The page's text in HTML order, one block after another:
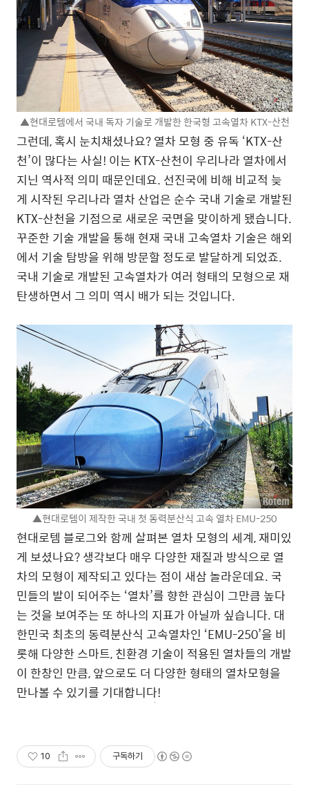
▲현대로템에서 국내 독자 기술로 개발한 한국형 고속열차 KTX-산천
그런데, 혹시 눈치채셨나요? 열차 모형 중 유독 ‘KTX-산
천’이 많다는 사실! 이는 KTX-산천이 우리나라 열차에서
지닌 역사적 의미 때문인데요. 선진국에 비해 비교적 늦
게 시작된 우리나라 열차 산업은 순수 국내 기술로 개발된
KTX-산천을 기점으로 새로운 국면을 맞이하게 됐습니다.
꾸준한 기술 개발을 통해 현재 국내 고속열차 기술은 해외
에서 기술 탐방을 위해 방문할 정도로 발달하게 되었죠.
국내 기술로 개발된 고속열차가 여러 형태의 모형으로 재
탄생하면서 그 의미 역시 배가 되는 것입니다.
▲현대로템이 제작한 국내 첫 동력분산식 고속 열차 EMU-250
현대로템 블로그와 함께 살펴본 열차 모형의 세계, 재미있
게 보셨나요? 생각보다 매우 다양한 재질과 방식으로 열
차의 모형이 제작되고 있다는 점이 새삼 놀라운데요. 국
민들의 발이 되어주는 ‘열차’를 향한 관심이 그만큼 높다
는 것을 보여주는 또 하나의 지표가 아닐까 싶습니다. 대
한민국 최초의 동력분산식 고속열차인 ‘EMU-250’을 비
롯해 다양한 스마트, 친환경 기술이 적용된 열차들의 개발
이 한창인 만큼, 앞으로도 더 다양한 형태의 열차모형을
만나볼 수 있기를 기대합니다!
10 구독하기